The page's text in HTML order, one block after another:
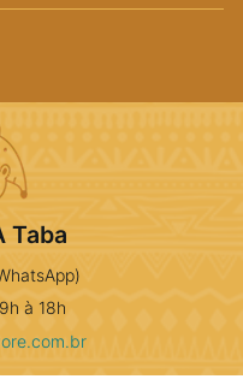
Taba
à 18h